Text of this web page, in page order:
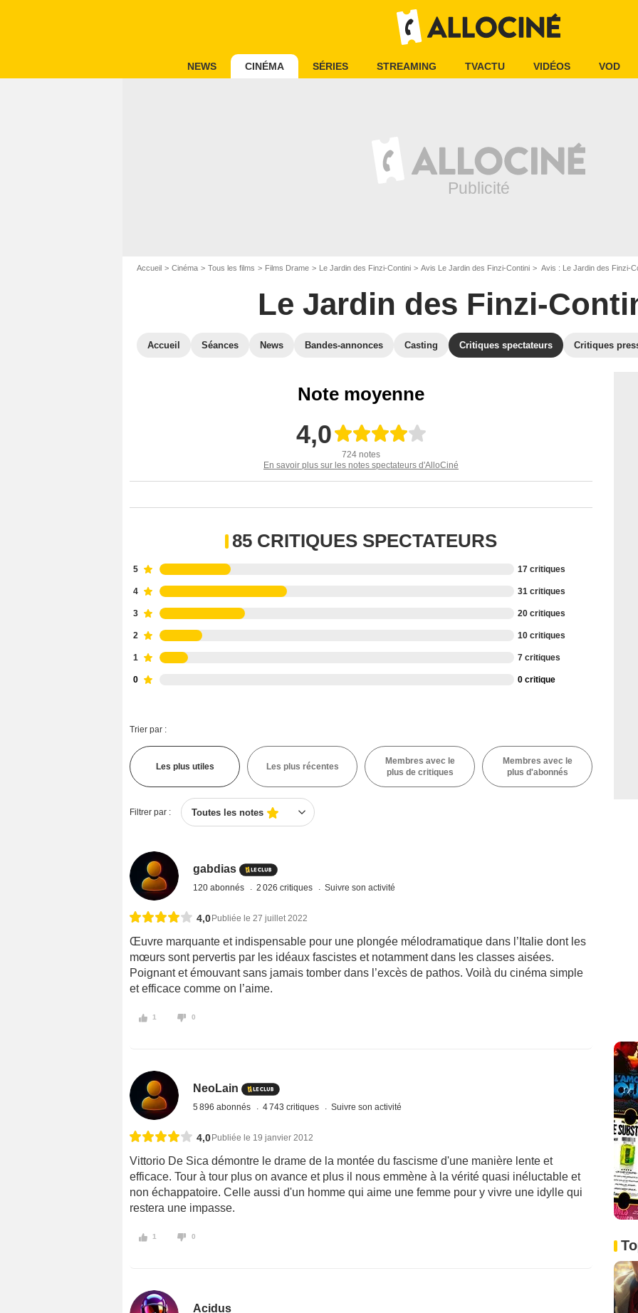
NEWS CINÉMA SÉRIES STREAMING TVACTU VIDÉOS VOD
Accueil Cinéma Tous les films Films Drame Le Jardin des Finzi-Contini Avis Le Jardin des Finzi-Contini Avis : Le Jardin des Finzi-
Le Jardin des Finzi-
Accueil Séances News Bandes-annonces Casting Critiques spectateurs Critiques
Note moyenne
4,0
724 notes
En savoir plus sur les notes spectateurs d'AlloCiné
85 CRITIQUES SPECTATEURS
5 17 critiques
4 31 critiques
3 20 critiques
2 10 critiques
1 7 critiques
0 0 critique
Trier par :
Les plus utiles Les plus récentes
Membres avec le
plus de critiques
Membres avec le
plus d'abonnés
Filtrer par : Toutes les notes
gabdias
120 abonnés 2 026 critiques Suivre son activité
4,0 Publiée le 27 juillet 2022
Œuvre marquante et indispensable pour une plongée mélodramatique dans l’Italie dont les
mœurs sont pervertis par les idéaux fascistes et notamment dans les classes aisées.
Poignant et émouvant sans jamais tomber dans l’excès de pathos. Voilà du cinéma simple
et efficace comme on l’aime.
1 0
NeoLain
5 896 abonnés 4 743 critiques Suivre son activité
4,0Publiée le 19 janvier 2012
Vittorio De Sica démontre le drame de la montée du fascisme d'une manière lente et
efficace. Tour à tour plus on avance et plus il nous emmène à la vérité quasi inéluctable et
non échappatoire. Celle aussi d'un homme qui aime une femme pour y vivre une idylle qui
restera une impasse.
1 0
Acidus